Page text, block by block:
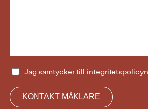
Jag samtycker till integritetspolicyn